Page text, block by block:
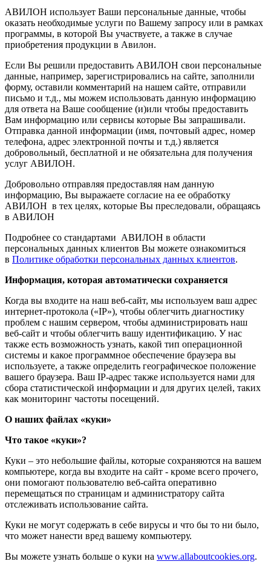
АВИЛОН использует Ваши персональные данные, чтобы
оказать необходимые услуги по Вашему запросу или в рамках
программы, в которой Вы участвуете, а также в случае
приобретения продукции в Авилон.
Если Вы решили предоставить АВИЛОН свои персональные
данные, например, зарегистрировались на сайте, заполнили
форму, оставили комментарий на нашем сайте, отправили
письмо и т.д., мы можем использовать данную информацию
для ответа на Ваше сообщение (и)или чтобы предоставить
Вам информацию или сервисы которые Вы запрашивали.
Отправка данной информации (имя, почтовый адрес, номер
телефона, адрес электронной почты и т.д.) является
добровольный, бесплатной и не обязательна для получения
услуг АВИЛОН.
Добровольно отправляя предоставляя нам данную
информацию, Вы выражаете согласие на ее обработку
АВИЛОН в тех целях, которые Вы преследовали, обращаясь
в АВИЛОН
Подробнее со стандартами АВИЛОН в области
персональных данных клиентов Вы можете ознакомиться
в Политике обработки персональных данных клиентов.
Информация, которая автоматически сохраняется
Когда вы входите на наш веб-сайт, мы используем ваш адрес
интернет-протокола («IP»), чтобы облегчить диагностику
проблем с нашим сервером, чтобы администрировать наш
веб-сайт и чтобы облегчить вашу идентификацию. У нас
также есть возможность узнать, какой тип операционной
системы и какое программное обеспечение браузера вы
используете, а также определить географическое положение
вашего браузера. Ваш IP-адрес также используется нами для
сбора статистической информации и для других целей, таких
как мониторинг частоты посещений.
О наших файлах «куки»
Что такое «куки»?
Куки – это небольшие файлы, которые сохраняются на вашем
компьютере, когда вы входите на сайт - кроме всего прочего,
они помогают пользователю веб-сайта оперативно
перемещаться по страницам и администратору сайта
отслеживать использование сайта.
Куки не могут содержать в себе вирусы и что бы то ни было,
что может нанести вред вашему компьютеру.
Вы можете узнать больше о куки на www.allaboutcookies.org.